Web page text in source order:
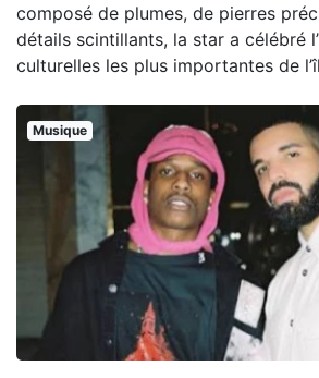
composé de plumes, de pierres
détails scintillants, la star a célébré
culturelles les plus importantes de
Musique